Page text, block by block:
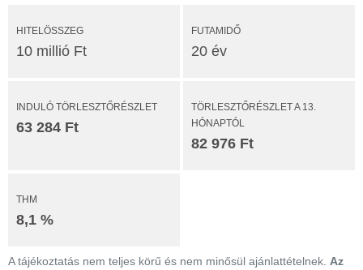
HITELÖSSZEG
10 millió Ft
FUTAMIDŐ
20 év
INDULÓ TÖRLESZTŐRÉSZLET
63 284 Ft
TÖRLESZTŐRÉSZLET A 13.
HÓNAPTÓL
82 976 Ft
THM
8,1 %
A tájékoztatás nem teljes körű és nem minősül ajánlattételnek. Az